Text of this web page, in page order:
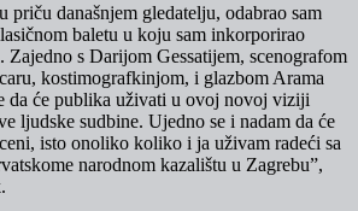
današnjem gledatelju, odabrao sam
baletu u koju sam inkorporirao
Zajedno s Darijom Gessatijem, scenografom
kostimografkinjom, i glazbom Arama
da će publika uživati u ovoj novoj viziji
ljudske sudbine. Ujedno se i nadam da će
isto onoliko koliko i ja uživam radeći sa
narodnom kazalištu u Zagrebu”,